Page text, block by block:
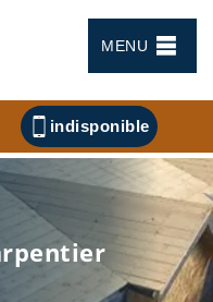
MENU
indisponible